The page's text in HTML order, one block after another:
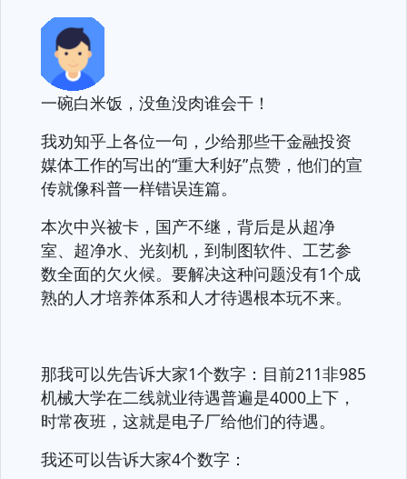
一碗白米饭，没鱼没肉谁会干！
我劝知乎上各位一句，少给那些干金融投资
媒体工作的写出的“重大利好”点赞，他们的宣
传就像科普一样错误连篇。
本次中兴被卡，国产不继，背后是从超净
室、超净水、光刻机，到制图软件、工艺参
数全面的欠火候。要解决这种问题没有1个成
熟的人才培养体系和人才待遇根本玩不来。
那我可以先告诉大家1个数字：目前211非985
机械大学在二线就业待遇普遍是4000上下，
时常夜班，这就是电子厂给他们的待遇。
我还可以告诉大家4个数字：